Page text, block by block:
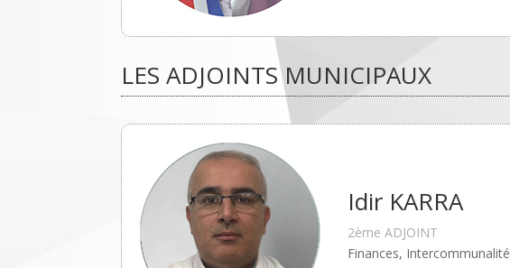
LES ADJOINTS MUNICIPAUX
Idir KARRA
2ème ADJOINT
Finances, Intercommunalité